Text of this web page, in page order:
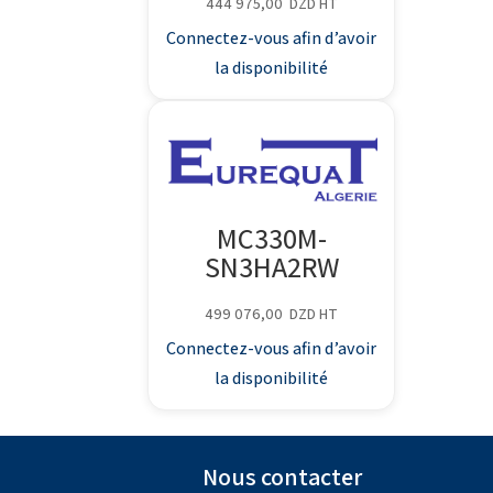
Connectez-vous afin d’avoir
la disponibilité
MC330M-
SN3HA2RW
499 076,00 DZD HT
Connectez-vous afin d’avoir
la disponibilité
Nous contacter